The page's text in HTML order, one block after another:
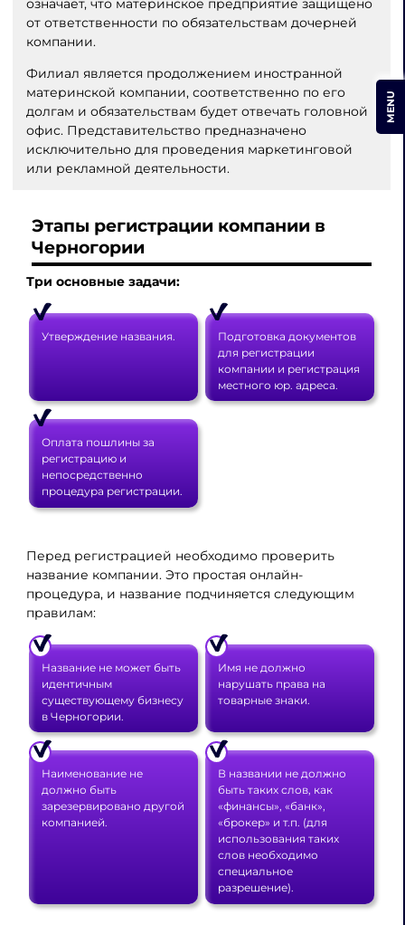
означает, что материнское предприятие защищено
от ответственности по обязательствам дочерней
компании.
Филиал является продолжением иностранной
материнской компании, соответственно по его
долгам и обязательствам будет отвечать головной
офис. Представительство предназначено
исключительно для проведения маркетинговой
или рекламной деятельности.
Этапы регистрации компании в
Черногории
Три основные задачи:
Утверждение названия.
Подготовка документов
для регистрации
компании и регистрация
местного юр. адреса.
Оплата пошлины за
регистрацию и
непосредственно
процедура регистрации.
Перед регистрацией необходимо проверить
название компании. Это простая онлайн-
процедура, и название подчиняется следующим
правилам:
Название не может быть
идентичным
существующему бизнесу
в Черногории.
Имя не должно
нарушать права на
товарные знаки.
Наименование не
должно быть
зарезервировано другой
компанией.
В названии не должно
быть таких слов, как
«финансы», «банк»,
«брокер» и т.п. (для
использования таких
слов необходимо
специальное
разрешение).
MENU